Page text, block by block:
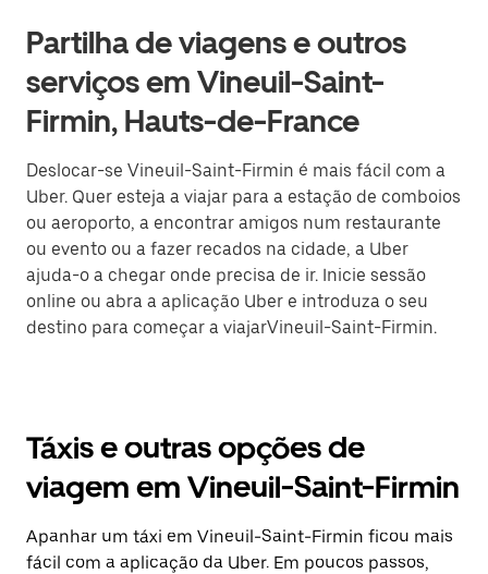
Partilha de viagens e outros
serviços em Vineuil-Saint-
Firmin, Hauts-de-France
Deslocar-se Vineuil-Saint-Firmin é mais fácil com a
Uber. Quer esteja a viajar para a estação de comboios
ou aeroporto, a encontrar amigos num restaurante
ou evento ou a fazer recados na cidade, a Uber
ajuda-o a chegar onde precisa de ir. Inicie sessão
online ou abra a aplicação Uber e introduza o seu
destino para começar a viajarVineuil-Saint-Firmin.
Táxis e outras opções de
viagem em Vineuil-Saint-Firmin
Apanhar um táxi em Vineuil-Saint-Firmin ficou mais
fácil com a aplicação da Uber. Em poucos passos,